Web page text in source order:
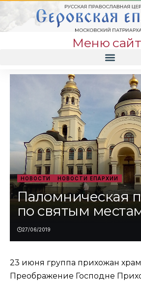
Меню
НОВОСТИ НОВОСТИ ЕПАРХИИ
Паломническая
по святым
27/06/2019
23 июня группа прихожан
Преображение Господне